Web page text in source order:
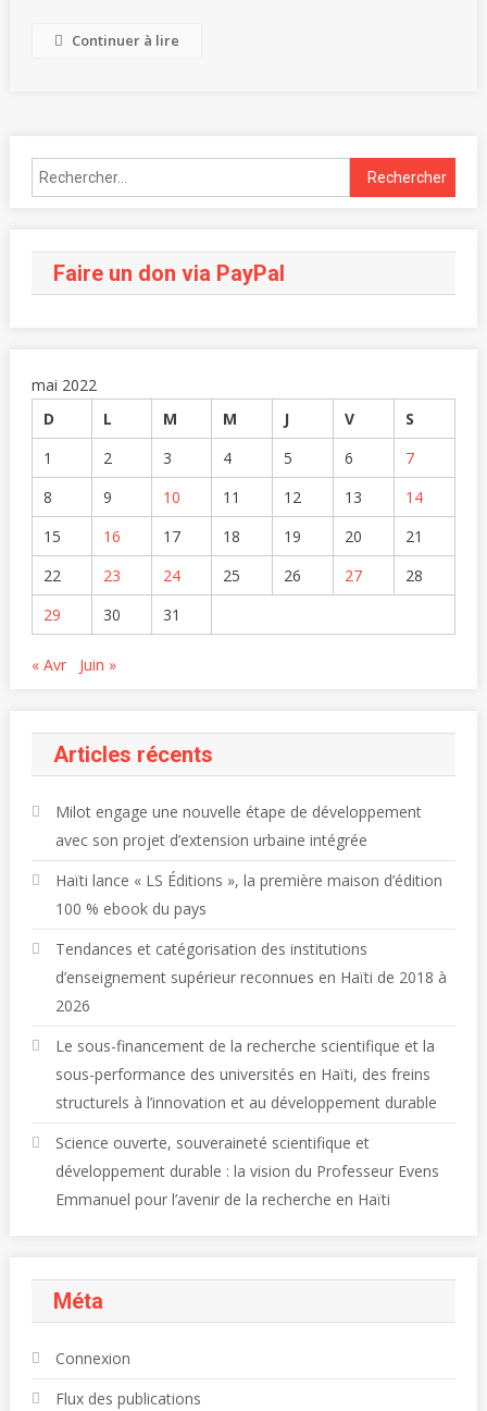
Continuer à lire
Faire un don via PayPal
mai 2022
D
L M M J V
S
1
2 3 4 5 6
7
8
9 10 11 12 13
14
15
16 17 18 19 20
21
22
23 24 25 26 27
28
29
30 31
« Avr Juin »
Articles récents
Milot engage une nouvelle étape de développement
avec son projet d’extension urbaine intégrée
Haïti lance « LS Éditions », la première maison d’édition
100 % ebook du pays
Tendances et catégorisation des institutions
d’enseignement supérieur reconnues en Haïti de 2018 à
2026
Le sous-financement de la recherche scientifique et la
sous-performance des universités en Haïti, des freins
structurels à l’innovation et au développement durable
Science ouverte, souveraineté scientifique et
développement durable : la vision du Professeur Evens
Emmanuel pour l’avenir de la recherche en Haïti
Méta
Connexion
Flux des publications